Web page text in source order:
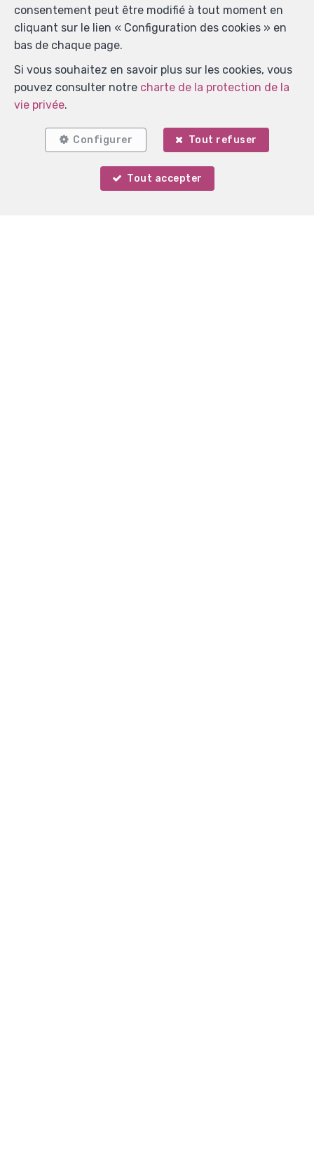
Votre agent
consentement peut être modifié à tout moment en
cliquant sur le lien « Configuration des cookies » en
bas de chaque page.
Si vous souhaitez en savoir plus sur les cookies, vous
pouvez consulter notre charte de la protection de la
vie privée.
Configurer Tout refuser
Tout accepter